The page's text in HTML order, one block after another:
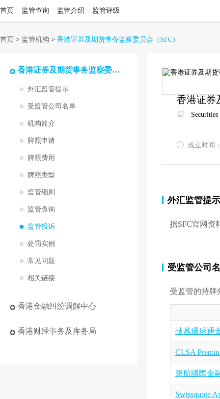
首页 监管查询 监管介绍 监管评级
首页 > 监管机构 > 香港证券及期货事务监察委员会 （SFC）
香港证券及期货事务监察委员会
外汇监管提示
受监管公司名单
机构简介
牌照申请
牌照费用
牌照类型
监管细则
监管查询
监管投诉
处罚实例
常见问题
相关链接
香港金融纠纷调解中心
香港财经事务及库务局
香港证券
成立时间
外汇监管提示
据SFC官网资
受监管公司
受监管的持牌
技慕環球通
CLSA
東航國際金
Swissquote